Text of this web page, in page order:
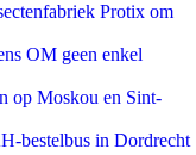
Protix om
OM geen enkel
op Moskou en Sint-
bestelbus in Dordrecht